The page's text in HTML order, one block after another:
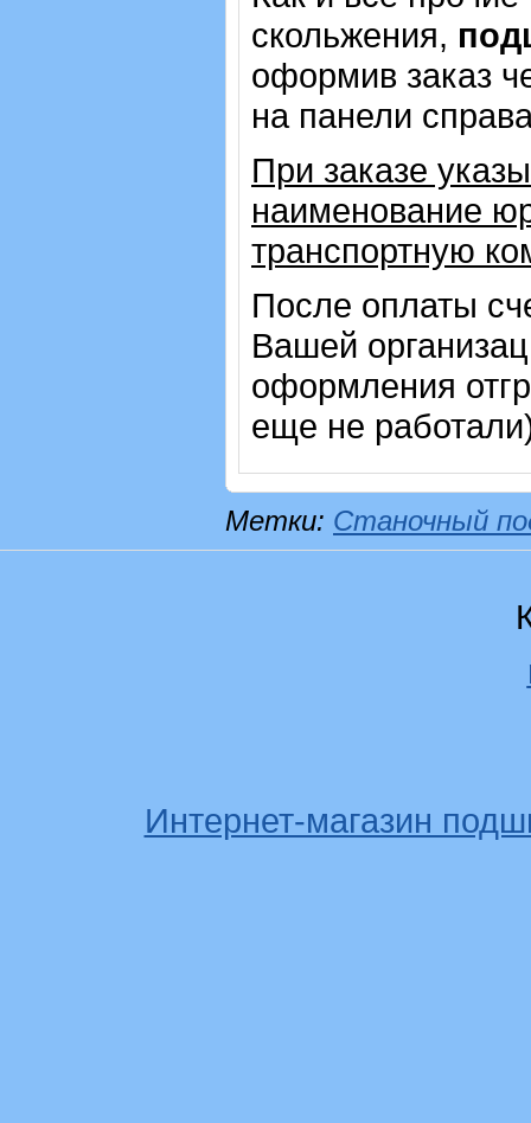
скольжения,
оформив заказ
на панели
При заказе
наименование
транспортную
После оплаты
Вашей
оформления
еще не
Метки: Станочный
Интернет-магазин